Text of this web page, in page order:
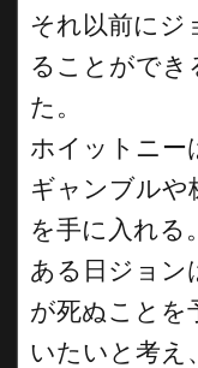
それ以前にジ
ることができ
た。
ホイットニー
ギャンブルや
を手に入れる。
ある日ジョン
が死ぬことを
いたいと考え